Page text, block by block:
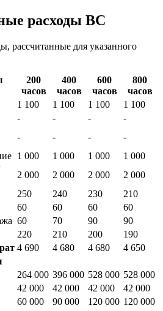
расходы ВС
рассчитанные для указанного
200
часов
400
часов
600
часов
800
часов
1 100 1 100 1 100
1 100
- - -
-
- - -
-
1 000 1 000 1 000
1 000
2 000 2 000 2 000
2 000
250 240 230
210
60 60 60
60
60 70 90
90
220 210 200
190
4 690 4 680 4 680
4 650
264 000 396 000 528 000 528 000
42 000 42 000 42 000
42 000
60 000 90 000 120 000 120 000